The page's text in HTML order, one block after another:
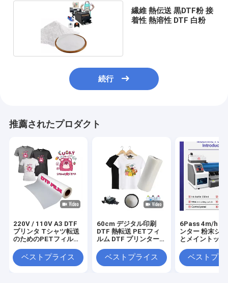
繊維 熱伝送 黒DTF粉 接
着性 熱溶性 DTF 白粉
続行
推薦されたプロダクト
220V / 110V A3 DTF
プリンタ Tシャツ転送
のためのPETフィルム
ベストプライス
60cm デジタル印刷
DTF 熱転送 PETフィ
ルム DTF プリンターフ
靴 Tシャツ 印刷 DTF
紙 PETフィルム
ベストプライス
6Pass 4m/h
ンター 粉末シ
とメイントッ
ベストプラ